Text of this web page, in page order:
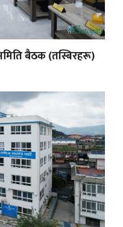
बैठक (तस्बिरहरू)